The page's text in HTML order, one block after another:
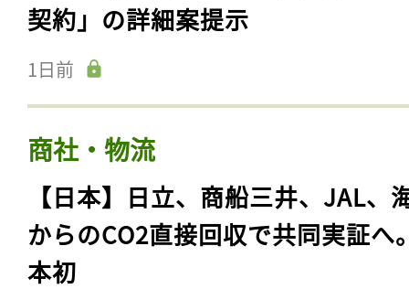
契約」の詳細案提示
1日前
商社・物流
【日本】日立、商船三井、JAL、
からのCO2直接回収で共同実証へ
本初